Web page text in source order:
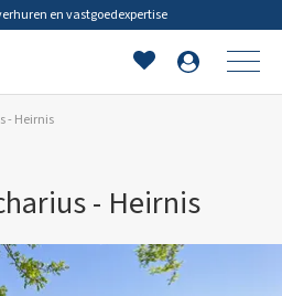
en vastgoedexpertise
- Heirnis
- Heirnis